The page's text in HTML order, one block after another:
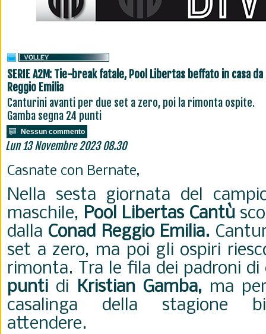
SERIE A2M: Tie-break fatale, Pool Libertas beffato in casa da
Reggio Emilia
Canturini avanti per due set a zero, poi la rimonta ospite.
Gamba segna 24 punti
Nessun commento
Lun 13 Novembre 2023 08.30
Casnate con Bernate,
Nella sesta giornata del
maschile, Pool Libertas Cantù
dalla Conad Reggio Emilia.
set a zero, ma poi gli ospiri
rimonta. Tra le fila dei padroni di
punti di Kristian Gamba,ma
casalinga della stagione
attendere.